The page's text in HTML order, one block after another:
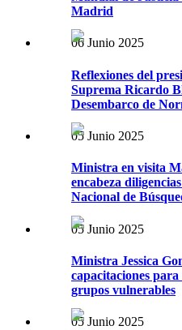
Madrid
06 Junio 2025
Reflexiones del
Suprema Ricardo
Desembarco de
05 Junio 2025
Ministra en visita
encabeza
Nacional de
05 Junio 2025
Ministra Jessica
capacitaciones para
grupos vulnerables
05 Junio 2025